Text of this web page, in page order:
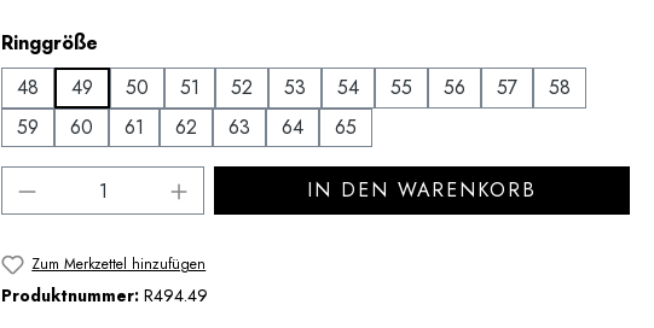
Ringgröße
48
49 50 51 52 53 54 55 56 57
58
59
60 61 62 63 64 65
Produkt Anzahl: Gib den gewünschten Wert ein
IN DEN WARENKORB
Zum Merkzettel hinzufügen
Produktnummer: R494.49